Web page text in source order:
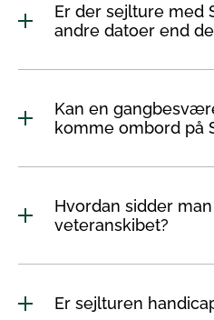
Er der sejlture med
andre datoer end
Kan en
komme ombord på
Hvordan sidder
veteranskibet?
Er sejlturen